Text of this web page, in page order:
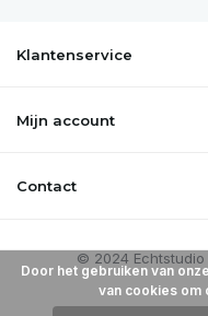
Klantenservice
Mijn account
Contact
Door het gebruiken van
van cookies om